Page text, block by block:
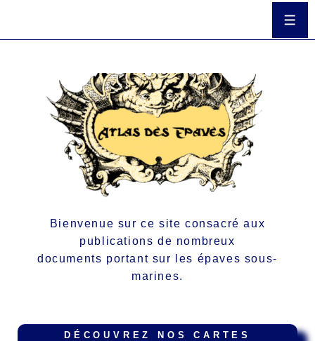
Bienvenue sur ce site consacré aux
publications de nombreux
documents portant sur les épaves sous-
marines.
DÉCOUVREZ NOS CARTES